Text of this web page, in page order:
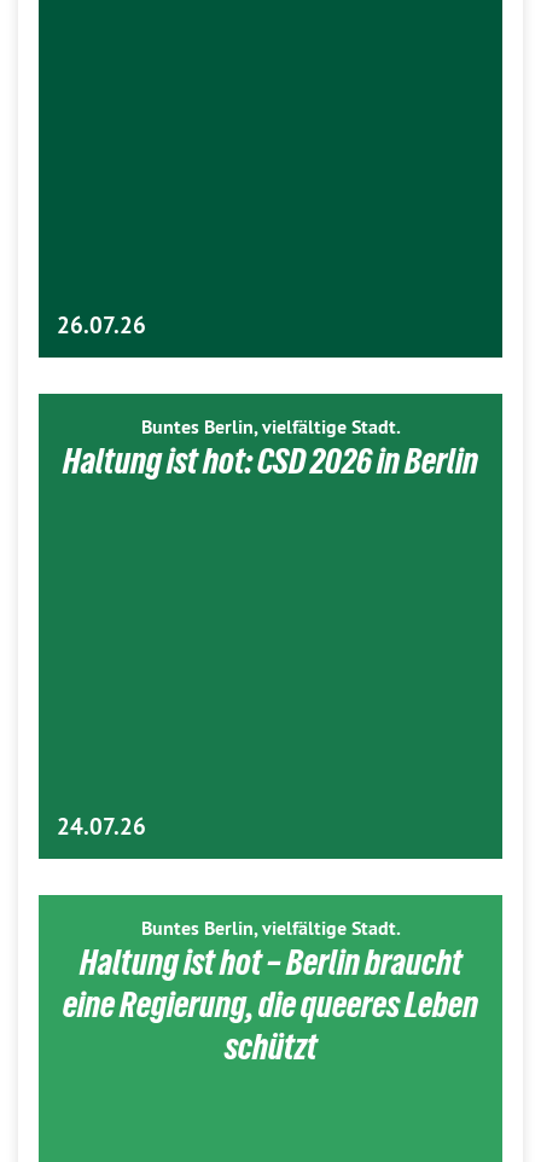
26.07.26
Buntes Berlin, vielfältige Stadt.
Haltung ist hot: CSD 2026 in Berlin
24.07.26
Buntes Berlin, vielfältige Stadt.
Haltung ist hot – Berlin braucht
eine Regierung, die queeres Leben
schützt